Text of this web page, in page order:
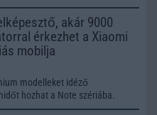
akár 9000
érkezhet a Xiaomi
mobilja
modelleket idéző
hozhat a Note szériába.